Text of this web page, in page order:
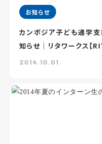
お知らせ
カンボジア子ども通学
知らせ｜リタワークス【
2014.10.01